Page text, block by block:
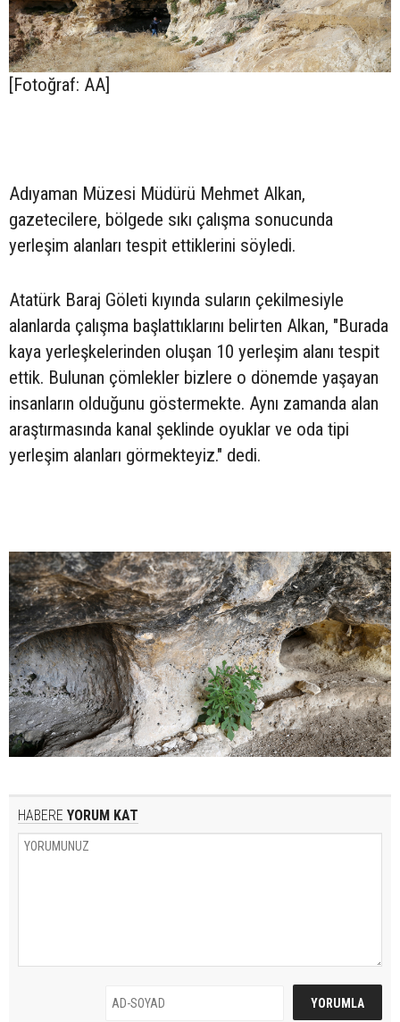
[Fotoğraf: AA]
Adıyaman Müzesi Müdürü Mehmet Alkan,
gazetecilere, bölgede sıkı çalışma sonucunda
yerleşim alanları tespit ettiklerini söyledi.
Atatürk Baraj Göleti kıyında suların çekilmesiyle
alanlarda çalışma başlattıklarını belirten Alkan, "Burada
kaya yerleşkelerinden oluşan 10 yerleşim alanı tespit
ettik. Bulunan çömlekler bizlere o dönemde yaşayan
insanların olduğunu göstermekte. Aynı zamanda alan
araştırmasında kanal şeklinde oyuklar ve oda tipi
yerleşim alanları görmekteyiz." dedi.
HABERE YORUM KAT